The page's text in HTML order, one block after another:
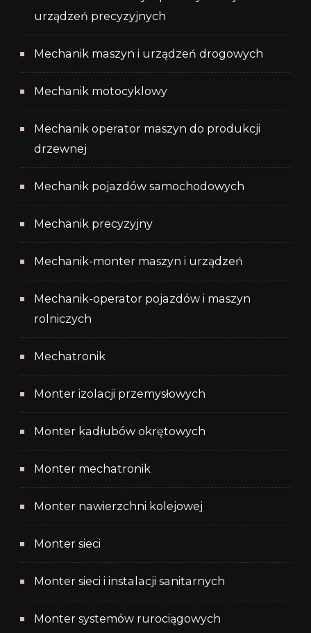
urządzeń precyzyjnych
Mechanik maszyn i urządzeń drogowych
Mechanik motocyklowy
Mechanik operator maszyn do produkcji
drzewnej
Mechanik pojazdów samochodowych
Mechanik precyzyjny
Mechanik-monter maszyn i urządzeń
Mechanik-operator pojazdów i maszyn
rolniczych
Mechatronik
Monter izolacji przemysłowych
Monter kadłubów okrętowych
Monter mechatronik
Monter nawierzchni kolejowej
Monter sieci
Monter sieci i instalacji sanitarnych
Monter systemów rurociągowych